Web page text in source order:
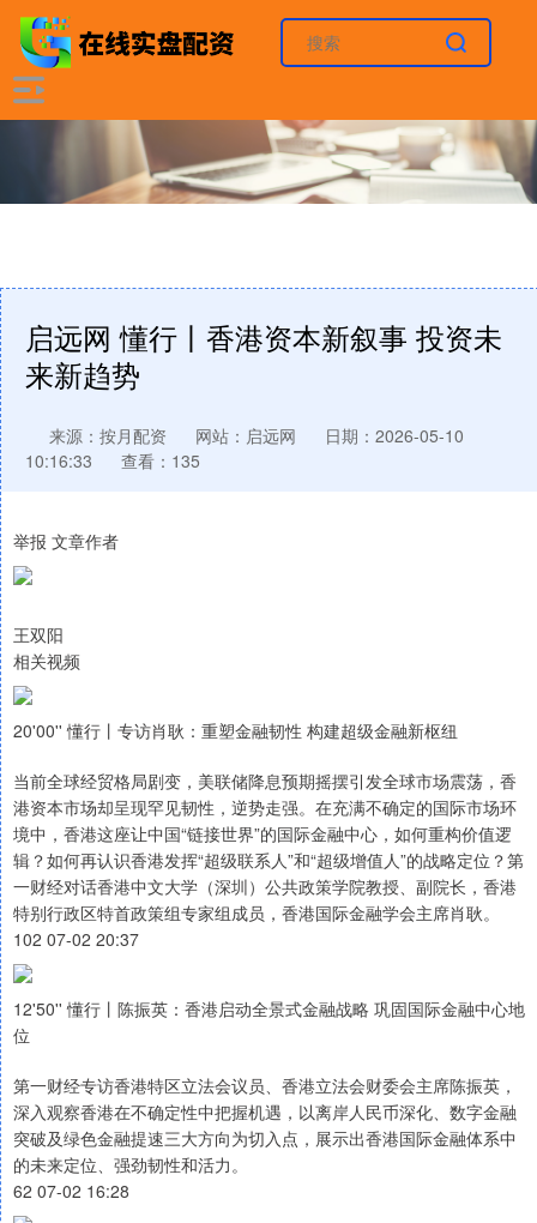
启远网 懂行丨香港资本新叙事 投资未
来新趋势
来源：按月配资 网站：启远网
日期：2026-05-10
10:16:33
查看：135
举报 文章作者
王双阳
相关视频
20'00'' 懂行丨专访肖耿：重塑金融韧性 构建超级金融新枢纽
当前全球经贸格局剧变，美联储降息预期摇摆引发全球市场震荡，香
港资本市场却呈现罕见韧性，逆势走强。在充满不确定的国际市场环
境中，香港这座让中国“链接世界”的国际金融中心，如何重构价值逻
辑？如何再认识香港发挥“超级联系人”和“超级增值人”的战略定位？第
一财经对话香港中文大学（深圳）公共政策学院教授、副院长，香港
特别行政区特首政策组专家组成员，香港国际金融学会主席肖耿。
102 07-02 20:37
12'50'' 懂行丨陈振英：香港启动全景式金融战略 巩固国际金融中心地
位
第一财经专访香港特区立法会议员、香港立法会财委会主席陈振英，
深入观察香港在不确定性中把握机遇，以离岸人民币深化、数字金融
突破及绿色金融提速三大方向为切入点，展示出香港国际金融体系中
的未来定位、强劲韧性和活力。
62 07-02 16:28